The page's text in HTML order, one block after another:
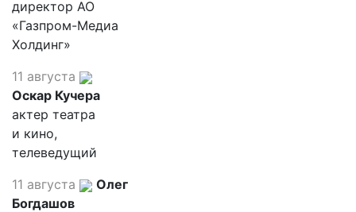
директор АО
«Газпром-Медиа
Холдинг»
11 августа
Оскар Кучера
актер театра
и кино,
телеведущий
11 августа
Олег
Богдашов